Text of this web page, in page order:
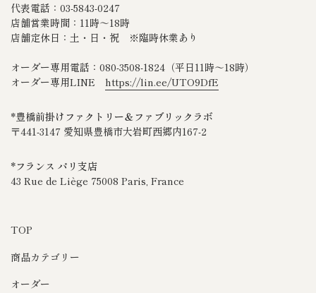
代表電話：03-5843-0247
店舗営業時間：11時～18時
店舗定休日：土・日・祝 ※臨時休業あり
オーダー専用電話：080‐3508‐1824（平日11時～18時）
オーダー専用LINE https://lin.ee/UTO9DfE
*豊橋前掛けファクトリー＆ファブリックラボ
〒441-3147 愛知県豊橋市大岩町西郷内167-2
*フランス パリ支店
43 Rue de Liège 75008 Paris, France
TOP
商品カテゴリー
オーダー